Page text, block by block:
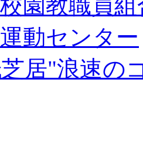
園教職員組
動センター
居"浪速の